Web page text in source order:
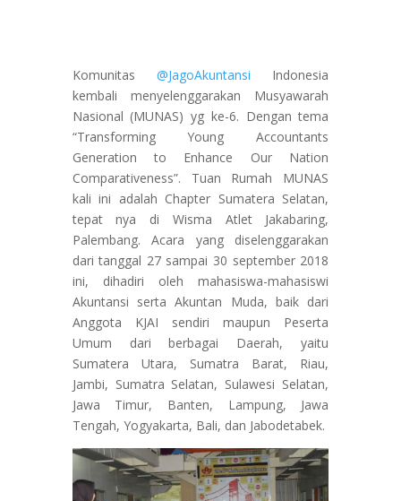
Komunitas @JagoAkuntansi Indonesia
kembali menyelenggarakan Musyawarah
Nasional (MUNAS) yg ke-6. Dengan tema
“Transforming Young Accountants
Generation to Enhance Our Nation
Comparativeness”. Tuan Rumah MUNAS
kali ini adalah Chapter Sumatera Selatan,
tepat nya di Wisma Atlet Jakabaring,
Palembang. Acara yang diselenggarakan
dari tanggal 27 sampai 30 september 2018
ini, dihadiri oleh mahasiswa-mahasiswi
Akuntansi serta Akuntan Muda, baik dari
Anggota KJAI sendiri maupun Peserta
Umum dari berbagai Daerah, yaitu
Sumatera Utara, Sumatra Barat, Riau,
Jambi, Sumatra Selatan, Sulawesi Selatan,
Jawa Timur, Banten, Lampung, Jawa
Tengah, Yogyakarta, Bali, dan Jabodetabek.